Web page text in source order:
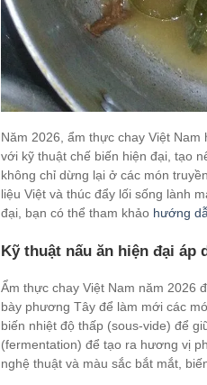
Năm 2026, ẩm thực chay Việt
với kỹ thuật chế biến hiện đại, tạo
không chỉ dừng lại ở các món
liệu Việt và thúc đẩy lối sống lành
đại, bạn có thể tham khảo hướng
Kỹ thuật nấu ăn hiện đại áp
Ẩm thực chay Việt Nam năm 2026
bày phương Tây để làm mới các
biến nhiệt độ thấp (sous-vide) để
(fermentation) để tạo ra hương vị
nghệ thuật và màu sắc bắt mắt,